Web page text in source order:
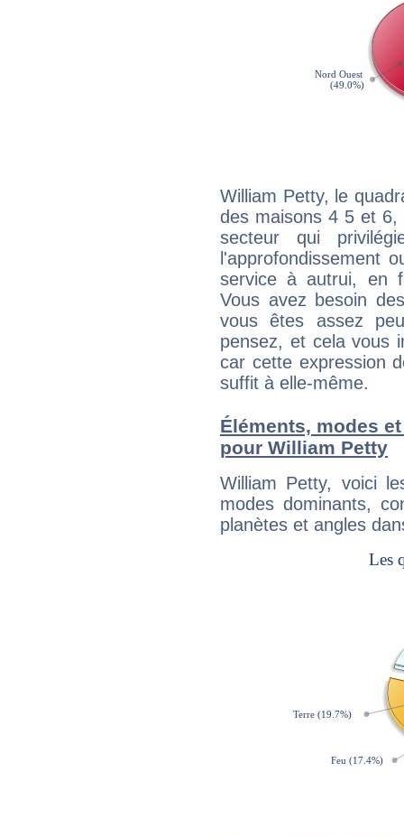
William Petty, le
des maisons 4 5 et
secteur qui
l'approfondissement
service à autrui, en
Vous avez besoin
vous êtes assez
pensez, et cela vous
car cette expression
suffit à elle-même.
Éléments, modes
pour William Petty
William Petty, voici
modes dominants,
planètes et angles